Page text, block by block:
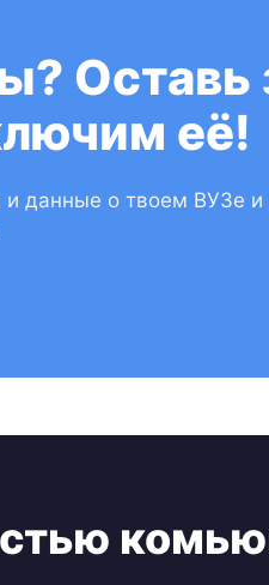
Оставь
её!
и данные о твоем ВУЗе